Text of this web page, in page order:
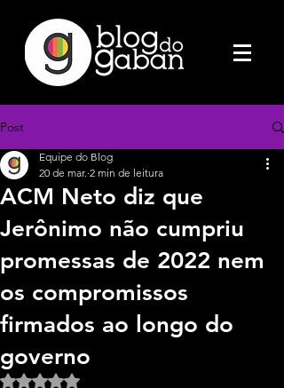
Post
ACM Neto diz que
Jerônimo não cumpriu
promessas de 2022 nem
os compromissos
firmados ao longo do
governo
Equipe do Blog
20 de mar. 2 min de leitura
Avaliado com NaN de 5 estrelas.